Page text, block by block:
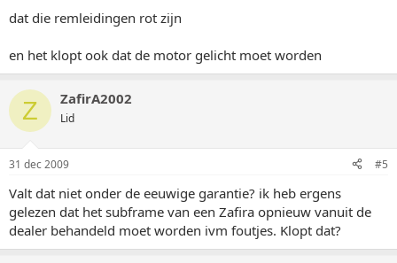
dat die remleidingen rot zijn
en het klopt ook dat de motor gelicht moet worden
Z ZafirA2002
Lid
31 dec 2009 #5
Valt dat niet onder de eeuwige garantie? ik heb ergens
gelezen dat het subframe van een Zafira opnieuw vanuit de
dealer behandeld moet worden ivm foutjes. Klopt dat?